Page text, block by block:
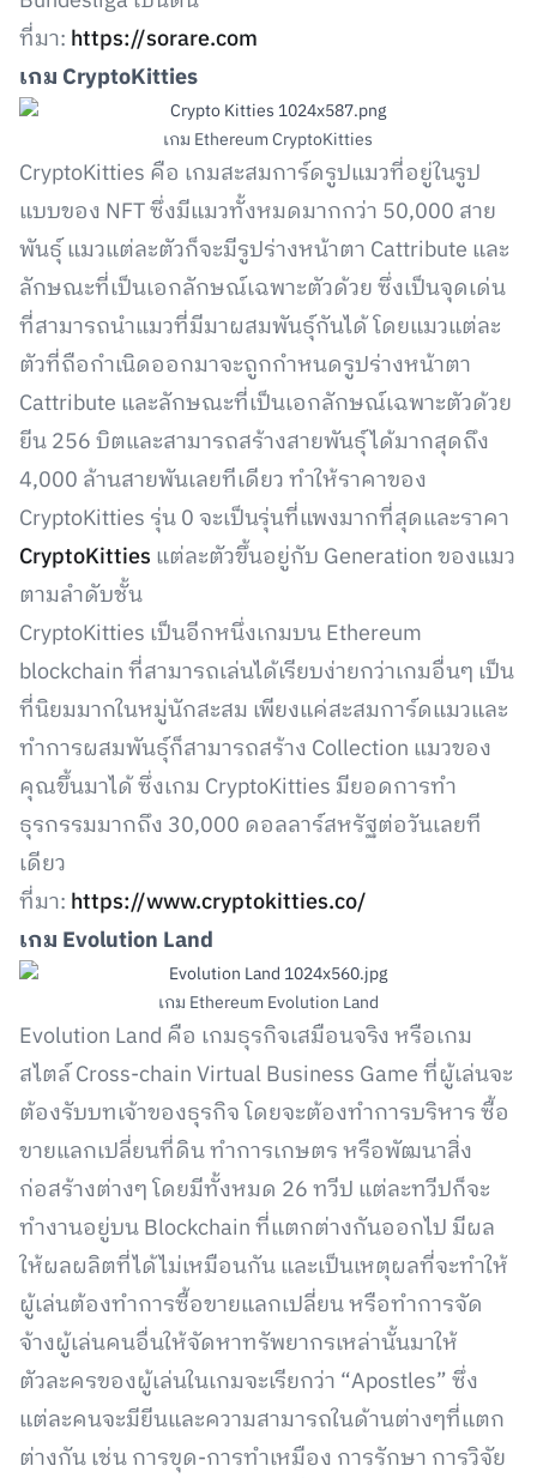
ที่มา: https://sorare.com
เกม CryptoKitties
เกม Ethereum CryptoKitties
CryptoKitties คือ เกมสะสมการ์ดรูปแมวที่อยู่ในรูป
แบบของ NFT ซึ่งมีแมวทั้งหมดมากกว่า 50,000 สาย
พันธุ์ แมวแต่ละตัวก็จะมีรูปร่างหน้าตา Cattribute และ
ลักษณะที่เป็นเอกลักษณ์เฉพาะตัวด้วย ซึ่งเป็นจุดเด่น
ที่สามารถนำแมวที่มีมาผสมพันธุ์กันได้ โดยแมวแต่ละ
ตัวที่ถือกำเนิดออกมาจะถูกกำหนดรูปร่างหน้าตา
Cattribute และลักษณะที่เป็นเอกลักษณ์เฉพาะตัวด้วย
ยีน 256 บิตและสามารถสร้างสายพันธุ์ได้มากสุดถึง
4,000 ล้านสายพันเลยทีเดียว ทำให้ราคาของ
CryptoKitties รุ่น 0 จะเป็นรุ่นที่แพงมากที่สุดและราคา
CryptoKitties แต่ละตัวขึ้นอยู่กับ Generation ของแมว
ตามลำดับชั้น
CryptoKitties เป็นอีกหนึ่งเกมบน Ethereum
blockchain ที่สามารถเล่นได้เรียบง่ายกว่าเกมอื่นๆ เป็น
ที่นิยมมากในหมู่นักสะสม เพียงแค่สะสมการ์ดแมวและ
ทำการผสมพันธุ์ก็สามารถสร้าง Collection แมวของ
คุณขึ้นมาได้ ซึ่งเกม CryptoKitties มียอดการทำ
ธุรกรรมมากถึง 30,000 ดอลลาร์สหรัฐต่อวันเลยที
เดียว
ที่มา: https://www.cryptokitties.co/
เกม Evolution Land
เกม Ethereum Evolution Land
Evolution Land คือ เกมธุรกิจเสมือนจริง หรือเกม
สไตล์ Cross-chain Virtual Business Game ที่ผู้เล่นจะ
ต้องรับบทเจ้าของธุรกิจ โดยจะต้องทำการบริหาร ซื้อ
ขายแลกเปลี่ยนที่ดิน ทำการเกษตร หรือพัฒนาสิ่ง
ก่อสร้างต่างๆ โดยมีทั้งหมด 26 ทวีป แต่ละทวีปก็จะ
ทำงานอยู่บน Blockchain ที่แตกต่างกันออกไป มีผล
ให้ผลผลิตที่ได้ไม่เหมือนกัน และเป็นเหตุผลที่จะทำให้
ผู้เล่นต้องทำการซื้อขายแลกเปลี่ยน หรือทำการจัด
จ้างผู้เล่นคนอื่นให้จัดหาทรัพยากรเหล่านั้นมาให้
ตัวละครของผู้เล่นในเกมจะเรียกว่า “Apostles” ซึ่ง
แต่ละคนจะมียีนและความสามารถในด้านต่างๆที่แตก
ต่างกัน เช่น การขุด-การทำเหมือง การรักษา การวิจัย